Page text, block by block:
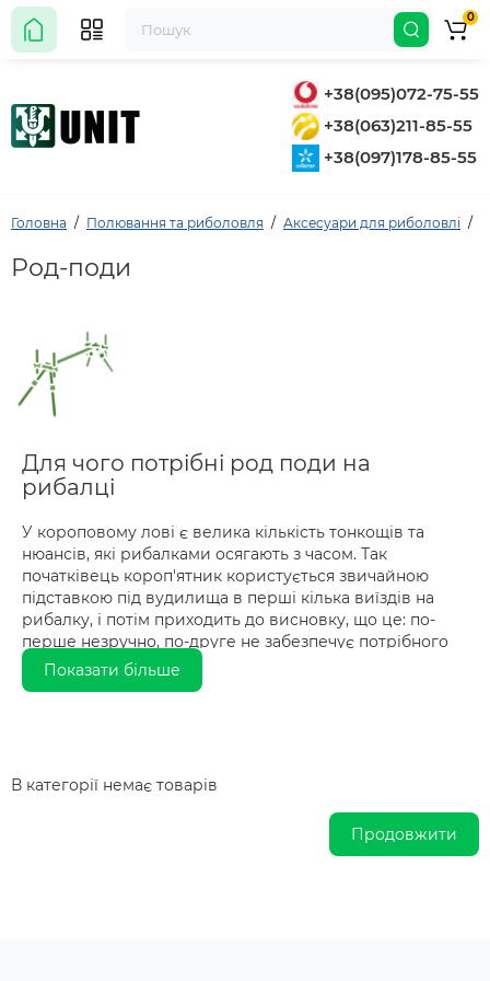
+38(095)072-75-55
+38(063)211-85-55
+38(097)178-85-55
0
Головна Полювання та риболовля Аксесуари для риболовлі
Род-поди
Для чого потрібні род поди на
рибалці
У короповому лові є велика кількість тонкощів та
нюансів, які рибалками осягають з часом. Так
початківець короп'ятник користується звичайною
підставкою під вудилища в перші кілька виїздів на
рибалку, і потім приходить до висновку, що це: по-
перше незручно, по-друге не забезпечує потрібного
положення вудилища, і по-третє, на одному упорі
довге вудлище з великою котушкою стоїть ненадійно.
утримання від двох до трьох-чотирьох вудилищ. З
часом удосконалилося в конструкції рід подів все що
можна – кріплення, положення ніжок, висота
Показати більше
В категорії немає товарів
Продовжити